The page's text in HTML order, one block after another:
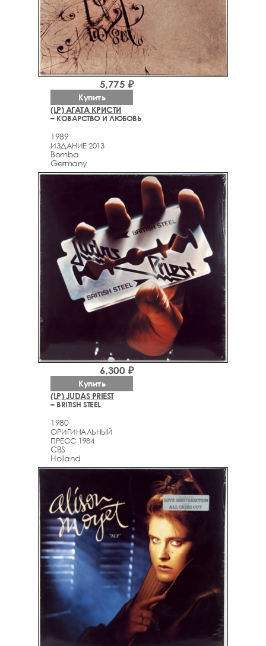
(LP) АГАТА КРИСТИ
– КОВАРСТВО И ЛЮБОВЬ
1989
ИЗДАНИЕ 2013
Bomba
Germany
5,775 ₽
Купить
(LP) JUDAS PRIEST
– BRITISH STEEL
1980
ОРИГИНАЛЬНЫЙ
ПРЕСС 1984
CBS
Holland
6,300 ₽
Купить